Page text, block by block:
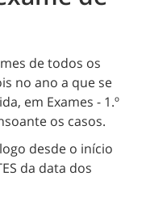
de todos os
no ano a que se
em Exames - 1.º
os casos.
desde o início
da data dos